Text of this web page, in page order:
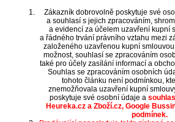
Zákazník dobrovolně poskytuje své
a souhlasí s jejich zpracováním,
a evidencí za účelem uzavření kupní
a řádného trvání právního vztahu mezi
založeného uzavřenou kupní
možnost, souhlasí se zpracováním
také pro účely zasílání informací a
Souhlas se zpracováním osobních
tohoto článku není podmínkou,
znemožňovala uzavření kupní
poskytuje své osobní údaje a
Heureka.cz a Zboží.cz, Google
podmínek.